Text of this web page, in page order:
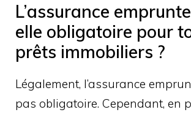
L’assurance
elle obligatoire pour
prêts immobiliers ?
Légalement, l’assurance
pas obligatoire. Cependant, en